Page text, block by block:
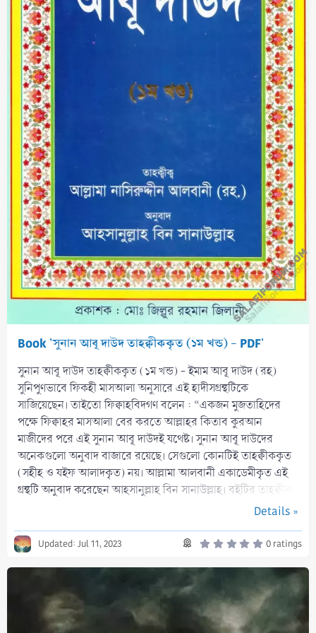
Book 'সুনান আবূ দাউদ তাহক্বীককৃত (১ম খন্ড) - PDF'
সুনান আবূ দাউদ তাহক্বীককৃত (১ম খন্ড) - ইমাম আবূ দাউদ (রহ)
সুনিপুণভাবে ফিকহী মাসআলা অনুসারে এই হাদীসগ্রন্থটিকে
সাজিয়েছেন। তাইতো ফিক্বাহবিদগণ বলেন : “একজন মুজতাহিদের
পক্ষে ফিক্বাহর মাসআলা বের করতে আল্লাহর কিতাব কুরআন
মাজীদের পরে এই সুনান আবূ দাউদই যথেষ্ট। সুনান আবূ দাউদের
অনেকগুলো অনুবাদ বাজারে রয়েছে। সেগুলো কোনটিই তাহক্বীককৃত
(সহীহ ও যইফ আলাদকৃত) নয়। আল্লামা আলবানী একাডেমীকৃত এই
গ্রন্থটি অনুবাদ করেছেন আহসানুল্লাহ বিন সানাউল্লাহ। বইটির তাহক্বীক
Details »
Updated: Jul 11, 2023 0
0
t
a
r
0 ratings